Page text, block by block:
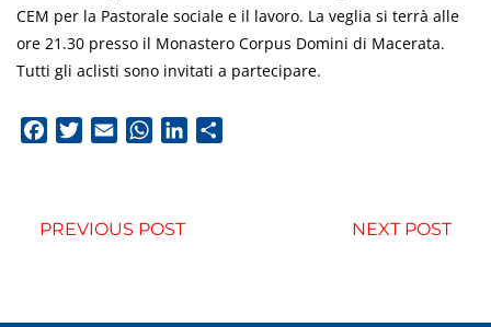
CEM per la Pastorale sociale e il lavoro. La veglia si terrà alle
ore 21.30 presso il Monastero Corpus Domini di Macerata.
Tutti gli aclisti sono invitati a partecipare.
FacebookTwitterEmail WhatsApp
LinkedIn
PREVIOUS POST NEXT POST